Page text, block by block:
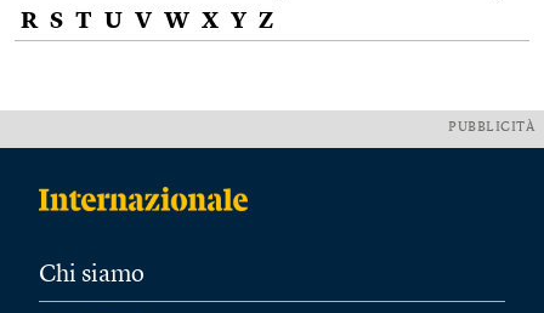
R S T U V W X Y Z
PUBBLICITÀ
Chi siamo